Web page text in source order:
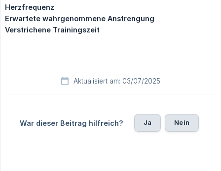
Herzfrequenz
Erwartete wahrgenommene Anstrengung
Verstrichene Trainingszeit
Aktualisiert am: 03/07/2025
War dieser Beitrag hilfreich? Ja Nein